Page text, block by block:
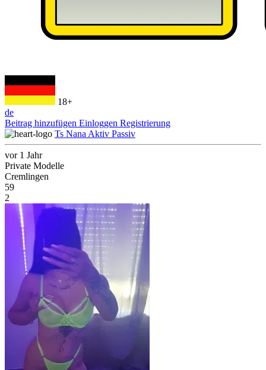
18+
de
Beitrag hinzufügen Einloggen Registrierung
Ts Nana Aktiv Passiv
vor 1 Jahr
Private Modelle
Cremlingen
59
2